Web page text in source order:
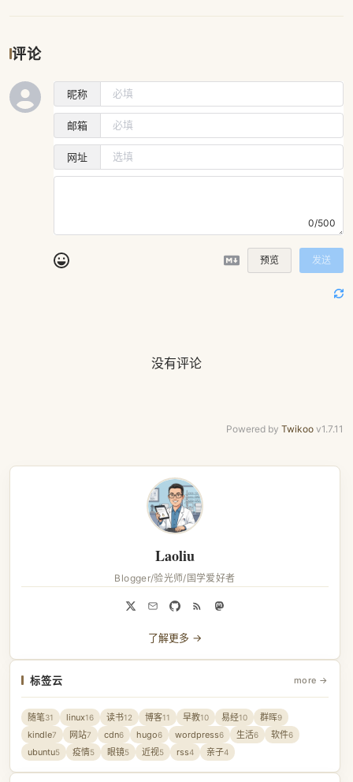
评论
昵称
邮箱
网址
0/500
预览 发送
没有评论
Powered by Twikoo v1.7.11
Laoliu
Blogger/验光师/国学爱好者
了解更多 →
标签云 more →
随笔31 linux16 读书12 博客11 早教10 易经10 群晖9
kindle7 网站7 cdn6 hugo6 wordpress6 生活6 软件6
ubuntu5 疫情5 眼镜5 近视5 rss4 亲子4